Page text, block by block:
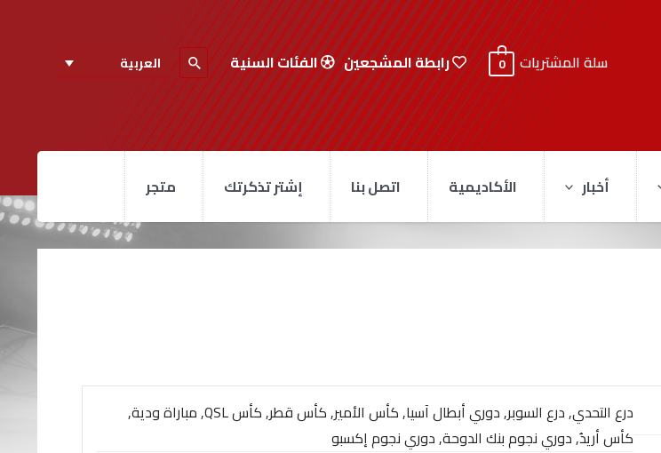
سلة المشتريات 0 رابطة المشجعين الفئات السنية العربية
أخبار الأكاديمية اتصل بنا إشتر تذكرتك متجر
درع التحدي, درع السوبر, دوري أبطال آسيا, كأس الأمير, كأس قطر, كأس QSL, مباراة ودية,
كأس أريدُ, دوري نجوم بنك الدوحة, دوري نجوم إكسبو